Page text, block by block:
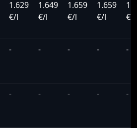
1.629
€/l
1.649
€/l
1.659
€/l
1.659
€/l
€/l
- - - - -
- - - - -